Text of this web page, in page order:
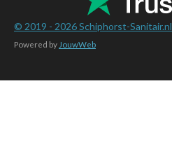
© 2019 - 2026Schiphorst-Sanitair.nl
Powered by JouwWeb